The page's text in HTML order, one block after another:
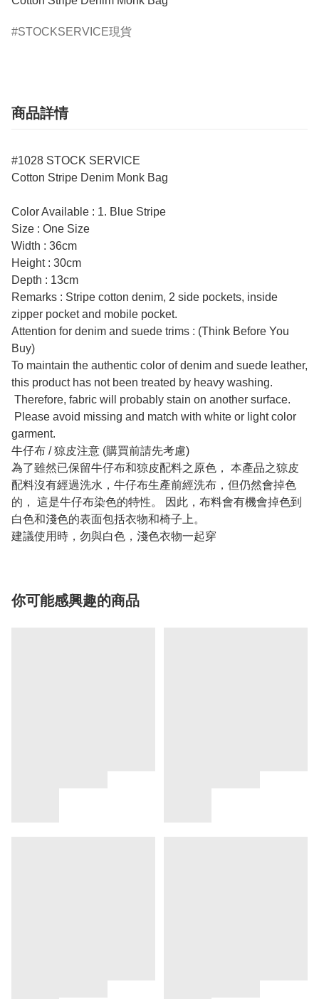
STOCKSERVICE現貨
商品詳情
#1028 STOCK SERVICE
Cotton Stripe Denim Monk Bag
Color Available : 1. Blue Stripe
Size : One Size
Width : 36cm
Height : 30cm
Depth : 13cm
Remarks : Stripe cotton denim, 2 side pockets, inside
zipper pocket and mobile pocket.
Attention for denim and suede trims : (Think Before You
Buy)
To maintain the authentic color of denim and suede leather,
this product has not been treated by heavy washing.
Therefore, fabric will probably stain on another surface.
Please avoid missing and match with white or light color
garment.
牛仔布 / 猄皮注意 (購買前請先考慮)
為了雖然已保留牛仔布和猄皮配料之原色， 本產品之猄皮
配料沒有經過洗水，牛仔布生產前經洗布，但仍然會掉色
的， 這是牛仔布染色的特性。 因此，布料會有機會掉色到
白色和淺色的表面包括衣物和椅子上。
建議使用時，勿與白色，淺色衣物一起穿
你可能感興趣的商品